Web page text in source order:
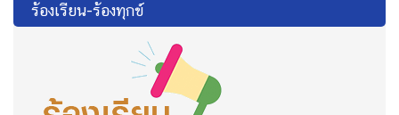
ร้องเรียน-ร้องทุกข์